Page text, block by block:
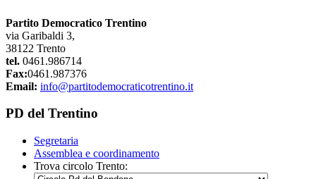
Partito Democratico Trentino
via Garibaldi 3,
38122 Trento
tel. 0461.986714
Fax:0461.987376
Email: info@partitodemocraticotrentino.it
PD del Trentino
Segretaria
Assemblea e coordinamento
Trova circolo Trento: